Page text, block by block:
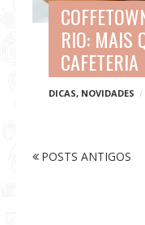
RIO: MAIS
CAFETERIA
DICAS, NOVIDADES
NPOSTS ANTIGOS